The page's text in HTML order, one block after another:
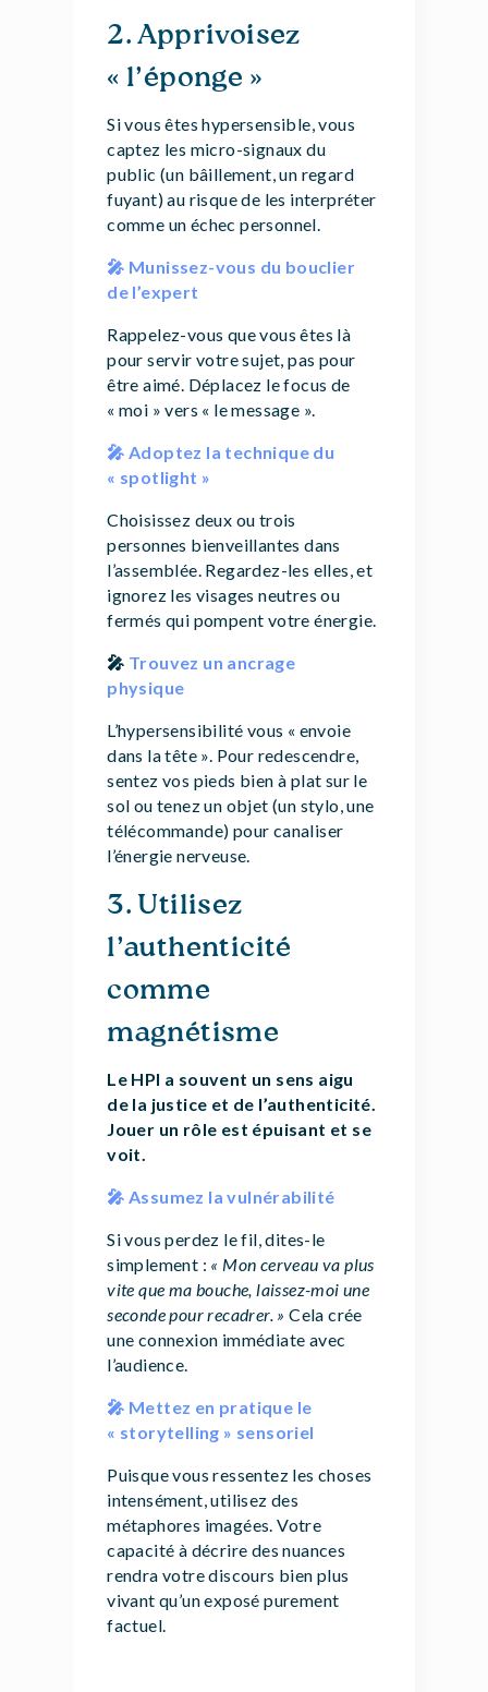
2. Apprivoisez
« l’éponge »
Si vous êtes hypersensible, vous
captez les micro-signaux du
public (un bâillement, un regard
fuyant) au risque de les interpréter
comme un échec personnel.
🎤 Munissez-vous du bouclier
de l’expert
Rappelez-vous que vous êtes là
pour servir votre sujet, pas pour
être aimé. Déplacez le focus de
« moi » vers « le message ».
🎤 Adoptez la technique du
« spotlight »
Choisissez deux ou trois
personnes bienveillantes dans
l’assemblée. Regardez-les elles, et
ignorez les visages neutres ou
fermés qui pompent votre énergie.
🎤 Trouvez un ancrage
physique
L’hypersensibilité vous « envoie
dans la tête ». Pour redescendre,
sentez vos pieds bien à plat sur le
sol ou tenez un objet (un stylo, une
télécommande) pour canaliser
l’énergie nerveuse.
3. Utilisez
l’authenticité
comme
magnétisme
Le HPI a souvent un sens aigu
de la justice et de l’authenticité.
Jouer un rôle est épuisant et se
voit.
🎤 Assumez la vulnérabilité
Si vous perdez le fil, dites-le
simplement : « Mon cerveau va plus
vite que ma bouche, laissez-moi une
seconde pour recadrer. » Cela crée
une connexion immédiate avec
l’audience.
🎤 Mettez en pratique le
« storytelling » sensoriel
Puisque vous ressentez les choses
intensément, utilisez des
métaphores imagées. Votre
capacité à décrire des nuances
rendra votre discours bien plus
vivant qu’un exposé purement
factuel.